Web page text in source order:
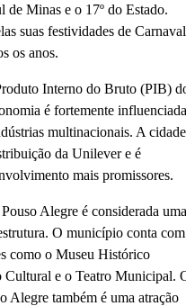
de Minas e o 17º do Estado.
suas festividades de
os anos.
Interno do Bruto (PIB)
é fortemente influenciada
multinacionais. A cidade
da Unilever e é
mais promissores.
Alegre é considerada uma
O município conta com
como o Museu Histórico
e o Teatro Municipal.
Alegre também é uma atração